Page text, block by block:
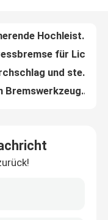
Ganshals Presse-Bremsdurchschlag und sterben Werkzeuge/Form für Biegermaschine
Verbiegende Form/drücken Bremswerkzeugausstattung von Landstraßenleitschienen-Herstellungswerkzeugen
Kundenspezifische Presse-Bremswerkzeugausstattung verbiegende Maschine des Blattes für Bedienfeldkabinett